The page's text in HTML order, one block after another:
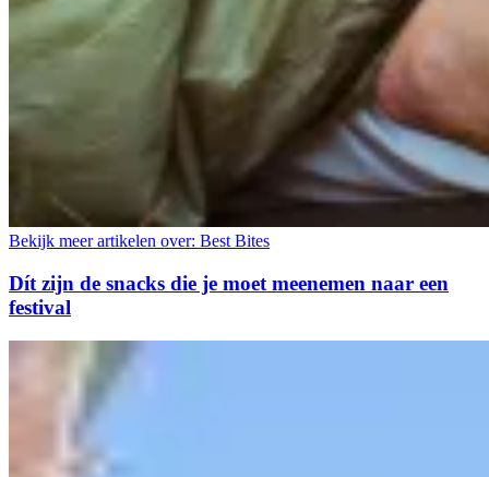
Bekijk meer artikelen over: Best Bites
Dít zijn de snacks die je moet meenemen naar een
festival